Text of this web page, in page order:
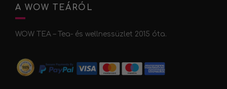
A WOW TEÁRÓL
WOW TEA – Tea- és wellnessüzlet 2015 óta.